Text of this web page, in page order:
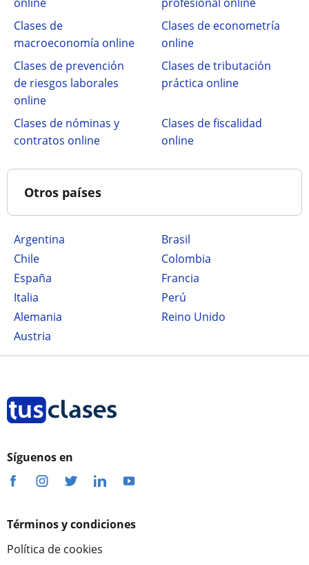
Clases de
macroeconomía online
Clases de econometría
online
Clases de prevención
de riesgos laborales
online
Clases de tributación
práctica online
Clases de nóminas y
contratos online
Clases de fiscalidad
online
Otros países
Argentina
Brasil
Chile
Colombia
España
Francia
Italia
Perú
Alemania
Reino Unido
Austria
Síguenos en
Términos y condiciones
Política de cookies